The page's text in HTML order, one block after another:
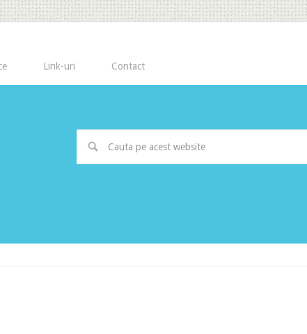
Link-uri Contact